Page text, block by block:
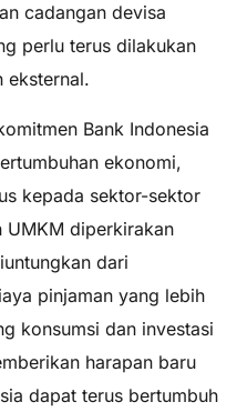
cadangan devisa
perlu terus dilakukan
eksternal.
Bank Indonesia
ekonomi,
kepada sektor-sektor
diperkirakan
dari
pinjaman yang lebih
konsumsi dan investasi
harapan baru
dapat terus bertumbuh